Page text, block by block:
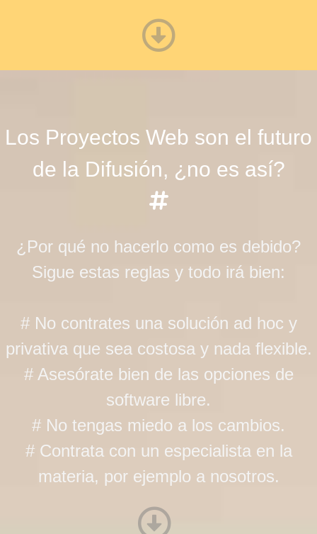
Los Proyectos Web son el futuro
de la Difusión, ¿no es así?
¿Por qué no hacerlo como es debido?
Sigue estas reglas y todo irá bien:
# No contrates una solución ad hoc y
privativa que sea costosa y nada flexible.
# Asesórate bien de las opciones de
software libre.
# No tengas miedo a los cambios.
# Contrata con un especialista en la
materia, por ejemplo a nosotros.